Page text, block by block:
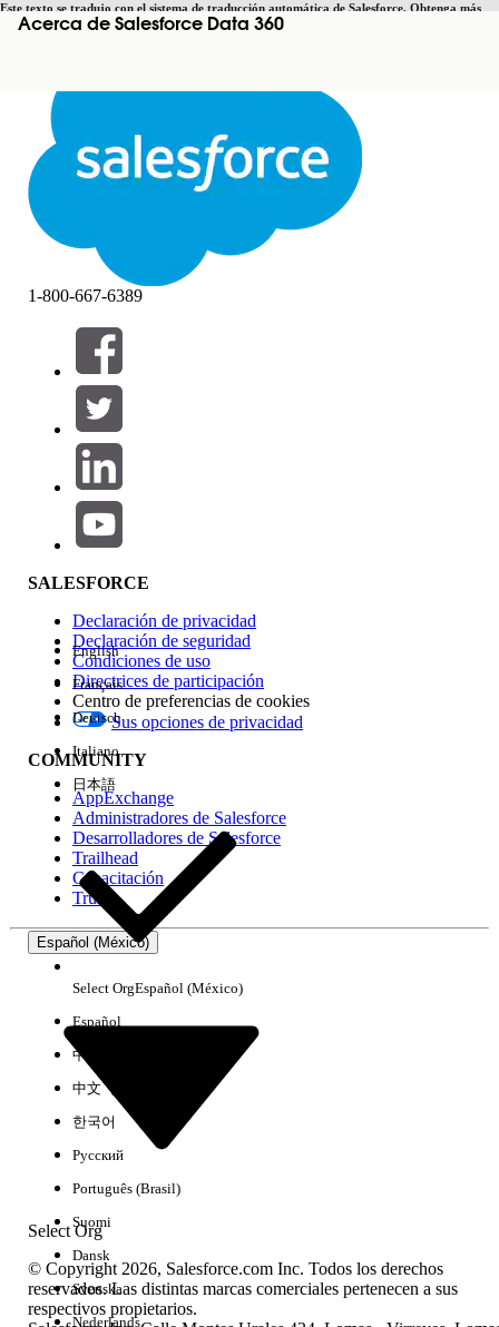
Este texto se tradujo con el sistema de traducción automática de Salesforce. Obtenga más
detallesaquí. Cambiar a inglés Ahora no
Cerrar Cerrar
Acerca de Salesforce Data 360
Filtrar por (0)
SELECCIONAR FILTROS
Área de productos
Repercusión de función
Edición
Experiencia
No hay resultados
1-800-667-6389
SALESFORCE
Declaración de privacidad
Declaración de seguridad
Condiciones de uso
Directrices de participación
Centro de preferencias de cookies
Sus opciones de privacidad
COMMUNITY
AppExchange
Administradores de Salesforce
Desarrolladores de Salesforce
Trailhead
Capacitación
Trust
Español (México)
Select Org
English
Français
Deutsch
Italiano
日本語
Select OrgEspañol (México)
Español
中文（简体）
中文（繁體）
한국어
Русский
Português (Brasil)
Suomi
Dansk
Svenska
Nederlands
© Copyright 2026, Salesforce.com Inc. Todos los derechos
reservados. Las distintas marcas comerciales pertenecen a sus
respectivos propietarios.